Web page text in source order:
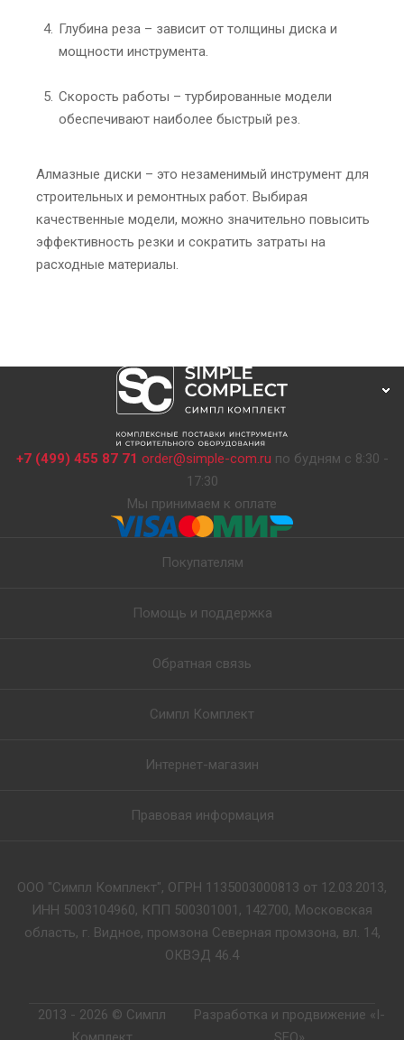
Глубина реза – зависит от толщины диска и
мощности инструмента.
Скорость работы – турбированные модели
обеспечивают наиболее быстрый рез.
Алмазные диски – это незаменимый инструмент для
строительных и ремонтных работ. Выбирая
качественные модели, можно значительно повысить
эффективность резки и сократить затраты на
расходные материалы.
+7 (499) 455 87 71 order@simple-com.ru по будням с 8:30 -
17:30
Мы принимаем к оплате
Покупателям
Помощь и поддержка
Обратная связь
Симпл Комплект
Интернет-магазин
Правовая информация
ООО "Симпл Комплект", ОГРН 1135003000813 от 12.03.2013,
ИНН 5003104960, КПП 500301001, 142700, Московская
область, г. Видное, промзона Северная промзона, вл. 14,
ОКВЭД 46.4
2013 - 2026 © Симпл
Разработка и продвижение «I-